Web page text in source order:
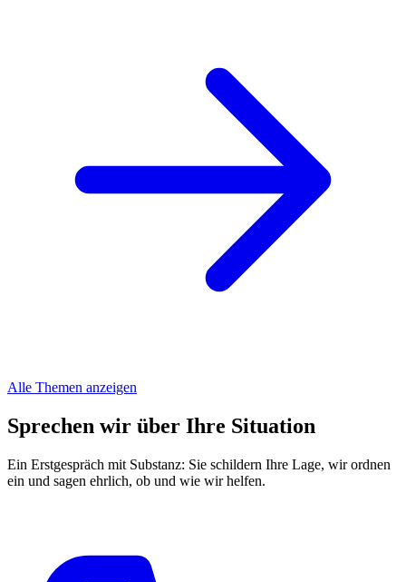
Alle Themen anzeigen
Sprechen wir über Ihre Situation
Ein Erstgespräch mit Substanz: Sie schildern Ihre Lage, wir ordnen
ein und sagen ehrlich, ob und wie wir helfen.